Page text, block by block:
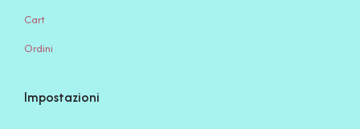
Cart
Ordini
Impostazioni